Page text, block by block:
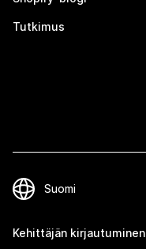
Tutkimus
Kehittäjän kirjautuminen